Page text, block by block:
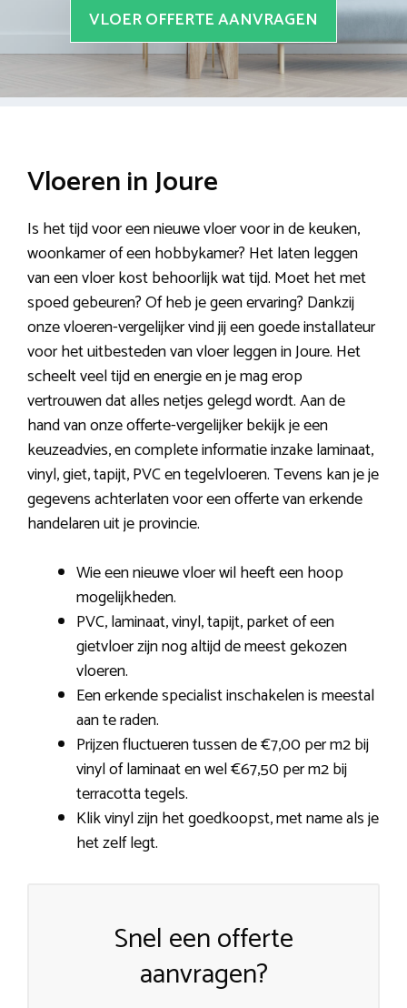
VLOER OFFERTE AANVRAGEN
Vloeren in Joure
Is het tijd voor een nieuwe vloer voor in de keuken,
woonkamer of een hobbykamer? Het laten leggen
van een vloer kost behoorlijk wat tijd. Moet het met
spoed gebeuren? Of heb je geen ervaring? Dankzij
onze vloeren-vergelijker vind jij een goede installateur
voor het uitbesteden van vloer leggen in Joure. Het
scheelt veel tijd en energie en je mag erop
vertrouwen dat alles netjes gelegd wordt. Aan de
hand van onze offerte-vergelijker bekijk je een
keuzeadvies, en complete informatie inzake laminaat,
vinyl, giet, tapijt, PVC en tegelvloeren. Tevens kan je je
gegevens achterlaten voor een offerte van erkende
handelaren uit je provincie.
Wie een nieuwe vloer wil heeft een hoop
mogelijkheden.
PVC, laminaat, vinyl, tapijt, parket of een
gietvloer zijn nog altijd de meest gekozen
vloeren.
Een erkende specialist inschakelen is meestal
aan te raden.
Prijzen fluctueren tussen de €7,00 per m2 bij
vinyl of laminaat en wel €67,50 per m2 bij
terracotta tegels.
Klik vinyl zijn het goedkoopst, met name als je
het zelf legt.
Snel een offerte
aanvragen?